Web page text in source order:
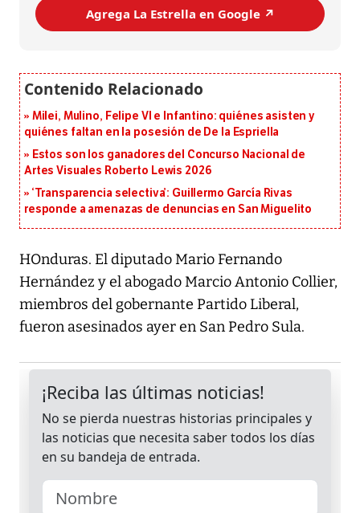
Agrega La Estrella en Google ↗️
Milei, Mulino, Felipe VI e Infantino: quiénes asisten y
quiénes faltan en la posesión de De la Espriella
Estos son los ganadores del Concurso Nacional de
Artes Visuales Roberto Lewis 2026
‘Transparencia selectiva’: Guillermo García Rivas
responde a amenazas de denuncias en San Miguelito
HOnduras. El diputado Mario Fernando
Hernández y el abogado Marcio Antonio Collier,
miembros del gobernante Partido Liberal,
fueron asesinados ayer en San Pedro Sula.